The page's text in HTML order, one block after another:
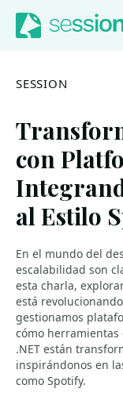
Jump to
Jump to content
SESSION
con
al Estilo
En el mundo del
escalabilidad son
esta charla,
está
gestionamos
cómo herramientas
.NET están
inspirándonos en
como Spotify.